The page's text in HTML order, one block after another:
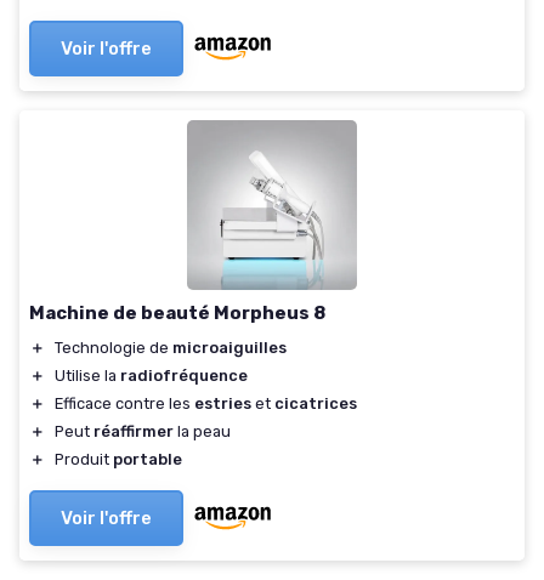
Voir l'offre
Machine de beauté Morpheus 8
＋ Technologie de microaiguilles
＋
Utilise la radiofréquence
＋
Efficace contre les estries et cicatrices
＋
Peut réaffirmer la peau
＋
Produit portable
Voir l'offre